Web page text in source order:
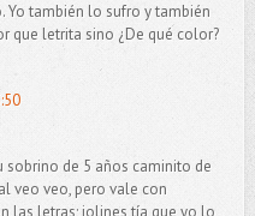
Yo también lo sufro y también
que letrita sino ¿De qué color?
sobrino de 5 años caminito de
veo veo, pero vale con
las letras; jolines tía que yo lo